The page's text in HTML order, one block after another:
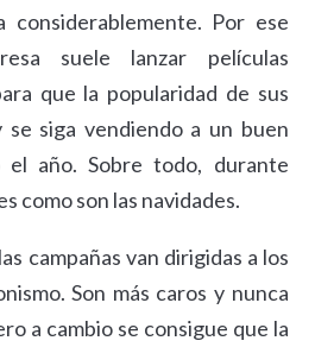
considerablemente. Por ese
suele lanzar películas
que la popularidad de sus
siga vendiendo a un buen
año. Sobre todo, durante
como son las navidades.
campañas van dirigidas a los
Son más caros y nunca
a cambio se consigue que la